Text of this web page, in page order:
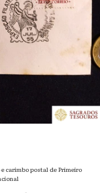
e carimbo postal de Primeiro